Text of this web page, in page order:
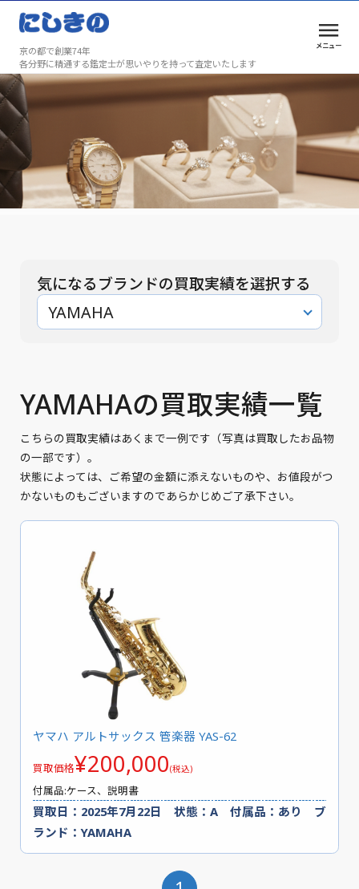
京の都で創業74年
各分野に精通する鑑定士が思いやりを持って査定いたします
メニュー
買取実績
気になるブランドの買取実績を選択する
YAMAHA
YAMAHAの買取実績一覧
こちらの買取実績はあくまで一例です（写真は買取したお品物
の一部です）。
状態によっては、ご希望の金額に添えないものや、お値段がつ
かないものもございますのであらかじめご了承下さい。
ヤマハ アルトサックス 管楽器 YAS-62
買取価格¥200,000(税込)
付属品:ケース、説明書
買取日：2025年7月22日 状態：A 付属品：あり ブ
ランド：YAMAHA